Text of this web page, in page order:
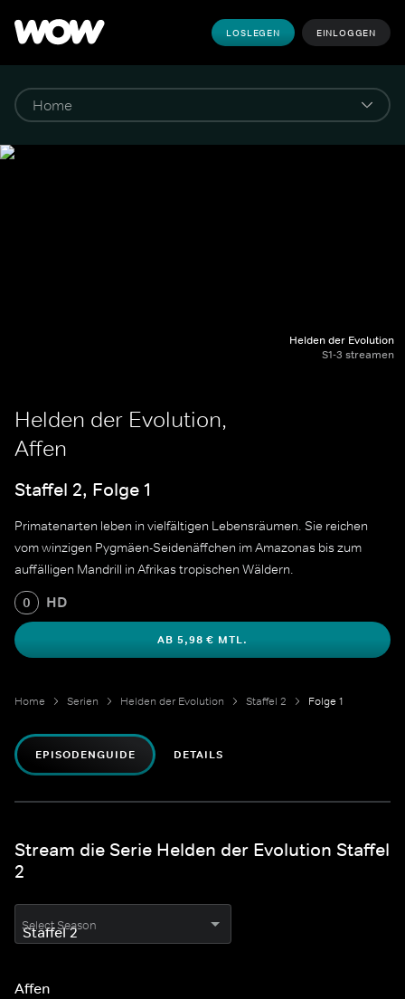
LOSLEGEN EINLOGGEN
Helden der Evolution
S1-3 streamen
Helden der Evolution,
Affen
Staffel 2, Folge 1
Primatenarten leben in vielfältigen Lebensräumen. Sie reichen
vom winzigen Pygmäen-Seidenäffchen im Amazonas bis zum
auffälligen Mandrill in Afrikas tropischen Wäldern.
0 HD
AB 5,98 € MTL.
Home Serien Helden der Evolution Staffel 2 Folge 1
EPISODENGUIDE DETAILS
Stream die Serie Helden der Evolution Staffel
2
Select Season
Affen